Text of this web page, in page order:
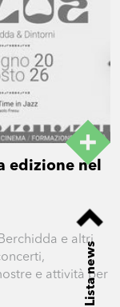
edizione nel
e altri
e attività per
Lista news